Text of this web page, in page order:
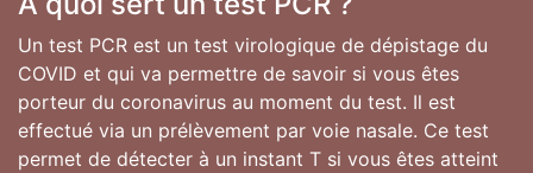
Un test PCR est un test virologique de dépistage du
COVID et qui va permettre de savoir si vous êtes
porteur du coronavirus au moment du test. Il est
effectué via un prélèvement par voie nasale. Ce test
permet de détecter à un instant T si vous êtes atteint